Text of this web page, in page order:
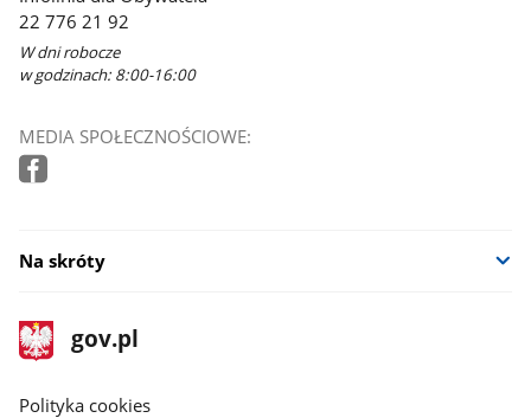
22 776 21 92
W dni robocze
w godzinach: 8:00-16:00
MEDIA SPOŁECZNOŚCIOWE:
Na skróty
stopka
gov.pl
Strona
gov.pl
gov.pl
Polityka cookies